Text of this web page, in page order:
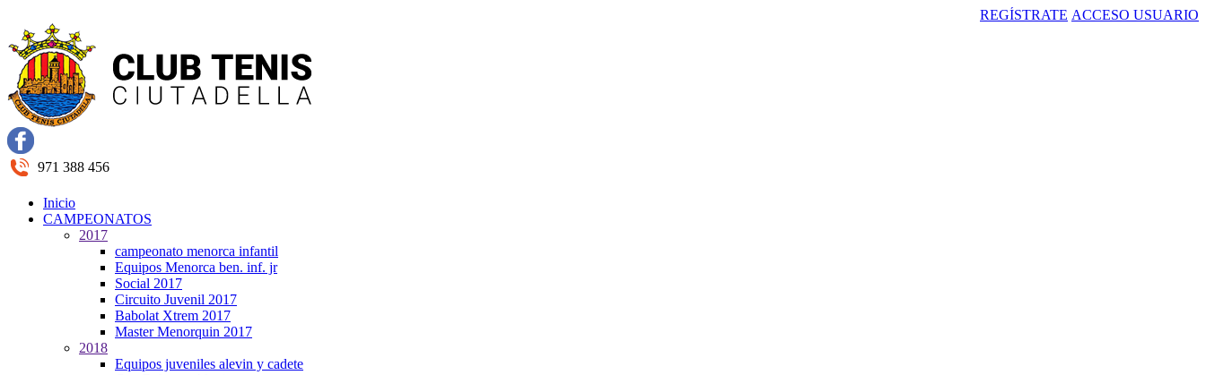
REGÍSTRATE ACCESO USUARIO
971 388 456
Inicio
CAMPEONATOS
2017
campeonato menorca infantil
Equipos Menorca ben. inf. jr
Social 2017
Circuito Juvenil 2017
Babolat Xtrem 2017
Master Menorquin 2017
2018
Equipos juveniles alevin y cadete